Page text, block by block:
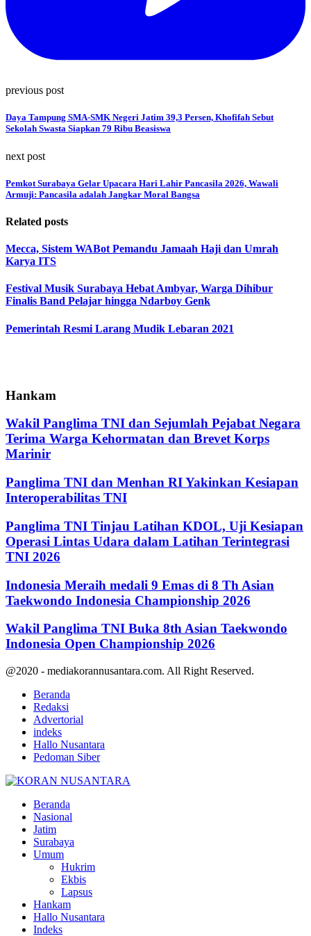
previous post
Daya Tampung SMA-SMK Negeri Jatim 39,3 Persen, Khofifah Sebut
Sekolah Swasta Siapkan 79 Ribu Beasiswa
next post
Pemkot Surabaya Gelar Upacara Hari Lahir Pancasila 2026, Wawali
Armuji: Pancasila adalah Jangkar Moral Bangsa
Related posts
Mecca, Sistem WABot Pemandu Jamaah Haji dan Umrah
Karya ITS
Festival Musik Surabaya Hebat Ambyar, Warga Dihibur
Finalis Band Pelajar hingga Ndarboy Genk
Pemerintah Resmi Larang Mudik Lebaran 2021
Hankam
Wakil Panglima TNI dan Sejumlah Pejabat Negara
Terima Warga Kehormatan dan Brevet Korps
Marinir
Panglima TNI dan Menhan RI Yakinkan Kesiapan
Interoperabilitas TNI
Panglima TNI Tinjau Latihan KDOL, Uji Kesiapan
Operasi Lintas Udara dalam Latihan Terintegrasi
TNI 2026
Indonesia Meraih medali 9 Emas di 8 Th Asian
Taekwondo Indonesia Championship 2026
Wakil Panglima TNI Buka 8th Asian Taekwondo
Indonesia Open Championship 2026
@2020 - mediakorannusantara.com. All Right Reserved.
Beranda
Redaksi
Advertorial
indeks
Hallo Nusantara
Pedoman Siber
Beranda
Nasional
Jatim
Surabaya
Umum
Hukrim
Ekbis
Lapsus
Hankam
Hallo Nusantara
Indeks